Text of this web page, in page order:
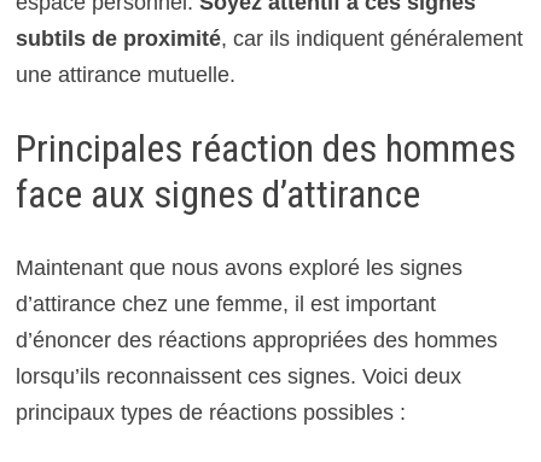
subtils de proximité, car ils indiquent généralement
une attirance mutuelle.
Principales réaction des hommes
face aux signes d’attirance
Maintenant que nous avons exploré les signes
d’attirance chez une femme, il est important
d’énoncer des réactions appropriées des hommes
lorsqu’ils reconnaissent ces signes. Voici deux
principaux types de réactions possibles :